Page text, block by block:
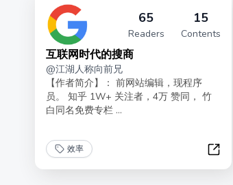
65
Readers
15
Contents
互联网时代的搜商
@江湖人称向前兄
【作者简介】： 前网站编辑，现程序
员。 知乎 1W+ 关注者，4万 赞同， 竹
白同名免费专栏 ...
效率
互